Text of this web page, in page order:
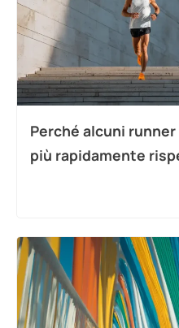
Perché alcuni
più rapidamente